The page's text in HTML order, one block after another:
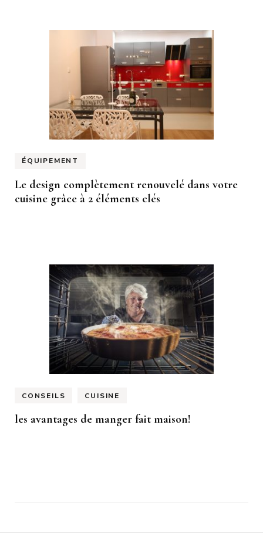
ÉQUIPEMENT
Le design complètement renouvelé dans votre
cuisine grâce à 2 éléments clés
CONSEILS CUISINE
les avantages de manger fait maison!